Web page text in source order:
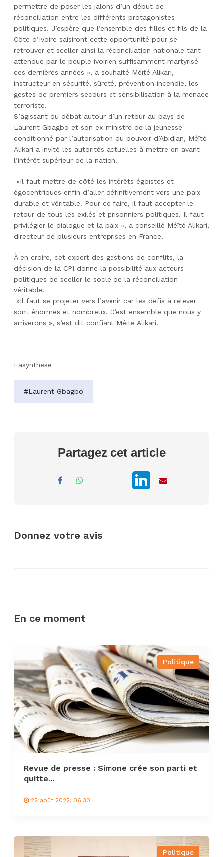
permettre de poser les jalons d’un début de
réconciliation entre les différents protagonistes
politiques. J’espère que l’ensemble des filles et fils de la
Côte d’Ivoire saisiront cette opportunité pour se
retrouver et sceller ainsi la réconciliation nationale tant
attendue par le peuple ivoirien suffisamment martyrisé
ces dernières années », a souhaité Méïté Alikari,
instructeur en sécurité, sûreté, prévention incendie, les
gestes de premiers secours et sensibilisation à la menace
terroriste.
S’agissant du débat autour d’un retour au pays de
Laurent Gbagbo et son ex-ministre de la jeunesse
conditionné par l’autorisation du pouvoir d’Abidjan, Méïté
Alikari a invité les autorités actuelles à mettre en avant
l’intérêt supérieur de la nation.
»Il faut mettre de côté les intérêts égoïstes et
égocentriques enfin d’aller définitivement vers une paix
durable et véritable. Pour ce faire, il faut accepter le
retour de tous les exilés et prisonniers politiques. Il faut
privilégier le dialogue et la paix », a conseillé Méïté Alikari,
directeur de plusieurs entreprises en France.
À en croire, cet expert des gestions de conflits, la
décision de la CPI donne la possibilité aux acteurs
politiques de sceller le socle de la réconciliation
véritable.
»Il faut se projeter vers l’avenir car les défis à relever
sont énormes et nombreux. C’est ensemble que nous y
arriverons », s’est dit confiant Méïté Alikari.
Lasynthese
#Laurent Gbagbo
Partagez cet article
Donnez votre avis
En ce moment
Politique
Revue de presse : Simone crée son parti et
quitte...
22 août 2022, 06:30
Politique